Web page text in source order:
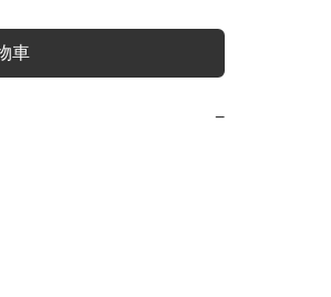
車
−